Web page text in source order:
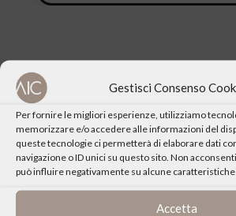
Gestisci Consenso
Per fornire le migliori esperienze, utilizziamo
memorizzare e/o accedere alle informazioni del
queste tecnologie ci permetterà di elaborare dati
navigazione o ID unici su questo sito. Non
può influire negativamente su alcune caratteristiche
Accetta
AIC segnala l’evento musicale “ll popolo
volontà di tanti cittadini forlivesi e artisti
omaggio al cantautore Claudio Chieffo
settantesimo anniversario della sua
artistico, espresso in oltre 40 anni di
tutt’ora una ricchezza per la collettività.